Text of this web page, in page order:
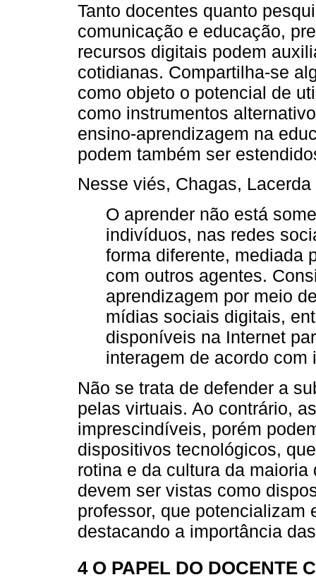
Tanto docentes quanto
comunicação e educação,
recursos digitais podem
cotidianas. Compartilha-se
como objeto o potencial de
como instrumentos
ensino-aprendizagem na
podem também ser
Nesse viés, Chagas,
O aprender não está
indivíduos, nas redes
forma diferente, mediada
com outros agentes.
aprendizagem por meio
mídias sociais digitais,
disponíveis na Internet
interagem de acordo com
Não se trata de defender a
pelas virtuais. Ao contrário,
imprescindíveis, porém
dispositivos tecnológicos,
rotina e da cultura da
devem ser vistas como
professor, que potencializam
destacando a importância
4 O PAPEL DO DOCENTE